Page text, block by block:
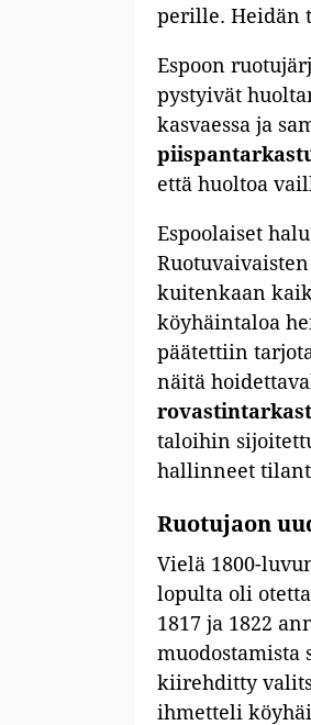
perille. Heidän
Espoon
pystyivät
kasvaessa ja
että huoltoa
Espoolaiset
kuitenkaan
köyhäintaloa
päätettiin
näitä
taloihin
hallinneet
Ruotujaon
Vielä 1800-
lopulta oli
1817 ja 1822
muodostamista
kiirehditty
ihmetteli